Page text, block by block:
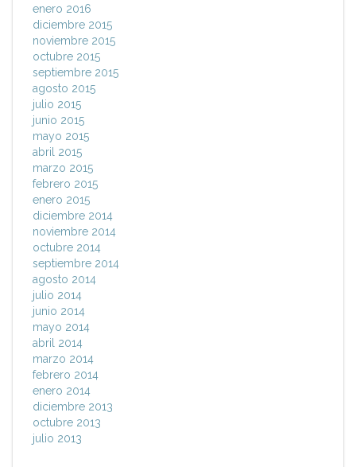
enero 2016
diciembre 2015
noviembre 2015
octubre 2015
septiembre 2015
agosto 2015
julio 2015
junio 2015
mayo 2015
abril 2015
marzo 2015
febrero 2015
enero 2015
diciembre 2014
noviembre 2014
octubre 2014
septiembre 2014
agosto 2014
julio 2014
junio 2014
mayo 2014
abril 2014
marzo 2014
febrero 2014
enero 2014
diciembre 2013
octubre 2013
julio 2013